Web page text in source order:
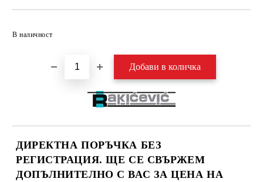
В наличност
ДИРЕКТНА ПОРЪЧКА БЕЗ
РЕГИСТРАЦИЯ. ЩЕ СЕ СВЪРЖЕМ
ДОПЪЛНИТЕЛНО С ВАС ЗА ЦЕНА НА